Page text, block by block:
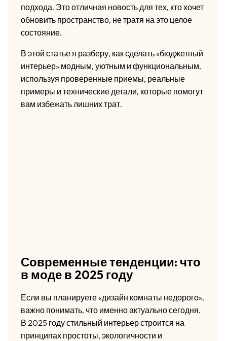
подхода. Это отличная новость для тех, кто хочет
обновить пространство, не тратя на это целое
состояние.
В этой статье я разберу, как сделать «бюджетный
интерьер» модным, уютным и функциональным,
используя проверенные приемы, реальные
примеры и технические детали, которые помогут
вам избежать лишних трат.
Современные тенденции: что
в моде в 2025 году
Если вы планируете «дизайн комнаты недорого»,
важно понимать, что именно актуально сегодня.
В 2025 году стильный интерьер строится на
принципах простоты, экологичности и